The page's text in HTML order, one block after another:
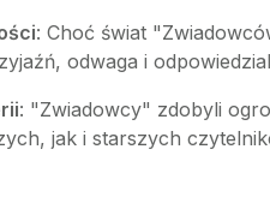
: Choć świat
odwaga i
: "Zwiadowcy" zdobyli
jak i starszych